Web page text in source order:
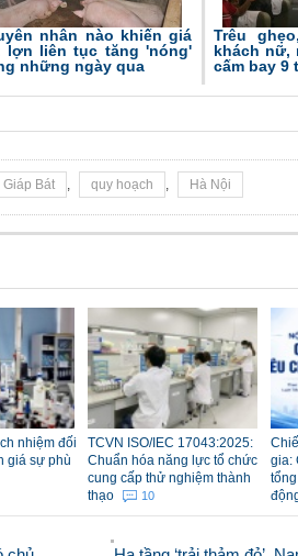
nhân nào khiến giá
lợn liên tục tăng 'nóng'
những ngày qua
Trêu
khách nữ,
cấm bay 9
Giáp Bát , quy hoạch , Hà Nội
nhiệm đối
giá sự phù
TCVN ISO/IEC 17043:2025:
Chuẩn hóa năng lực tổ chức
cung cấp thử nghiệm thành
thạo
10
gia: